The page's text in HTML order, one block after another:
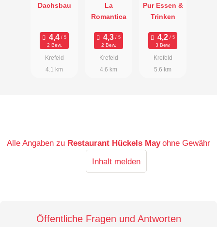
Dachsbau
2 Bew.
Krefeld
4.1 km
La
Romantica
2 Bew.
Krefeld
4.6 km
Pur Essen &
Trinken
3 Bew.
Krefeld
5.6 km
Alle Angaben zu Restaurant Hückels May ohne Gewähr
Inhalt melden
Öffentliche Fragen und Antworten